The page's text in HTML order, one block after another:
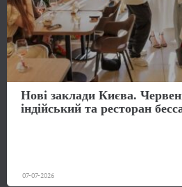
Нові заклади Києва.
індійський та ресторан
07-07-2026